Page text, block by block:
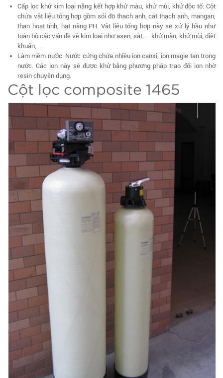
Cấp lọc khử kim loại nặng kết hợp khử màu, khử mùi, khử độc tố: Cột
chứa vật liệu tổng hợp gồm sỏi đỡ thạch anh, cát thạch anh, mangan,
than hoạt tính, hạt nâng PH. Vật liệu tổng hợp này sẽ xử lý hầu như
toàn bộ các vấn đề về kim loại như asen, sắt, ... khử màu, khử mùi, diệt
khuẩn, ....
Làm mềm nước: Nước cứng chứa nhiều ion canxi, ion magie tan trong
nước. Các ion này sẽ được khử bằng phương pháp trao đổi ion nhờ
resin chuyên dụng.
Cột lọc composite 1465